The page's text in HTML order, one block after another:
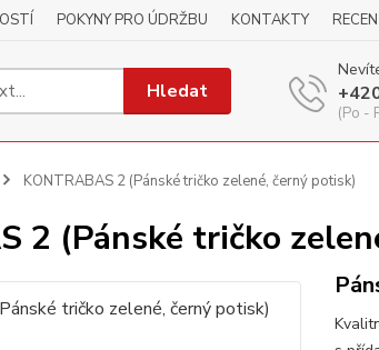
POKYNY PRO ÚDRŽBU KONTAKTY
Hledat
(Po -
KONTRABAS 2 (Pánské tričko zelené, černý potisk)
2 (Pánské tričko